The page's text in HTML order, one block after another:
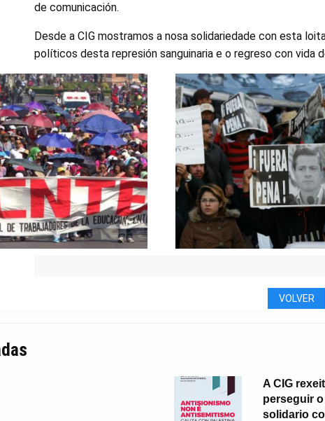
de comunicación.
Desde a CIG mostramos a nosa solidariedade con esta
políticos desta represión sanguinaria e o regreso con vida
VOLVER
A CIG
perseguir
solidario